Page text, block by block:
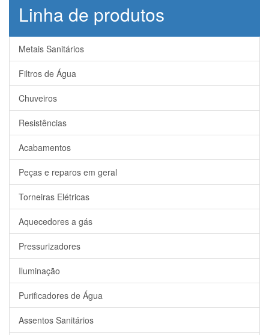
Linha de produtos
Metais Sanitários
Filtros de Água
Chuveiros
Resistências
Acabamentos
Peças e reparos em geral
Torneiras Elétricas
Aquecedores a gás
Pressurizadores
Iluminação
Purificadores de Água
Assentos Sanitários